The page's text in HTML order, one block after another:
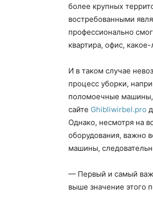
более крупных
востребованными
профессионально
квартира, офис,
И в таком случае
процесс уборки,
поломоечные
сайте Ghibliwirbel.pro
Однако, несмотря на
оборудования, важно
машины,
— Первый и самый
выше значение этого